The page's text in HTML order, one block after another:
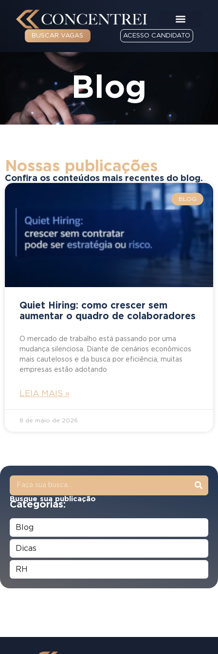
BUSCAR VAGAS ACESSO CANDIDATO
Blog
Nossas publicações
Confira os conteúdos mais recentes do blog.
BLOG
Quiet Hiring: como crescer sem
aumentar o quadro de colaboradores
O mercado de trabalho está passando por uma
mudança silenciosa. Diante de cenários econômicos
mais cautelosos e da busca por eficiência, muitas
empresas estão adotando
LEIA MAIS »
8 de maio de 2026
Busque sua publicação
Categorias:
Blog
Dicas
RH